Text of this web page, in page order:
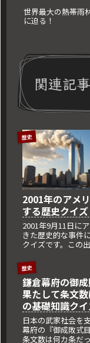
世界最大の熱帯雨
に迫る！
関連記事
歴史
2001年のアメ
する歴史クイズ
2001年9月11日に
きた歴史的な事件
クイズです。この
歴史
鎌倉幕府の御成
果たして条文
の基礎知識ク
日本の武家社会を
幕府の『御成敗式
条文数は何カ条だ